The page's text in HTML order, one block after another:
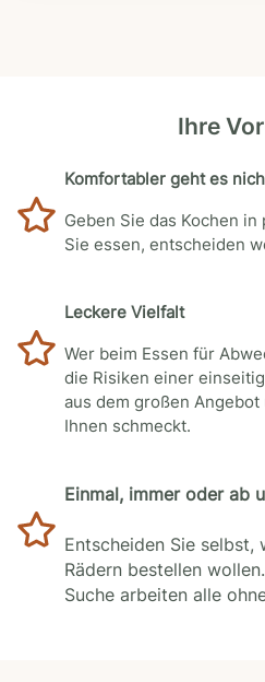
Ihre
Komfortabler geht es
Geben Sie das Kochen
Sie essen, entscheiden
Leckere Vielfalt
Wer beim Essen für
die Risiken einer
aus dem großen
Ihnen schmeckt.
Einmal, immer oder ab
Entscheiden Sie selbst,
Rädern bestellen
Suche arbeiten alle